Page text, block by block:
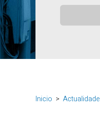
Inicio Actualidade